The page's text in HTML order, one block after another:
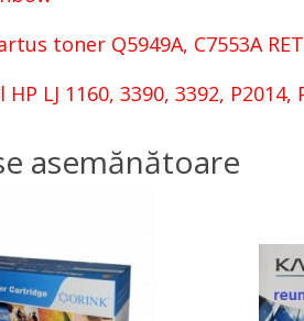
toner Q5949A, C7553A
LJ 1160, 3390, 3392, P2014,
asemănătoare